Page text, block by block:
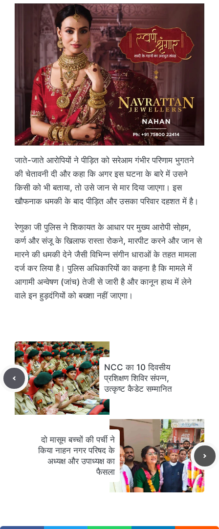
जाते-जाते आरोपियों ने पीड़ित को सरेआम गंभीर परिणाम भुगतने
की चेतावनी दी और कहा कि अगर इस घटना के बारे में उसने
किसी को भी बताया, तो उसे जान से मार दिया जाएगा। इस
खौफनाक धमकी के बाद पीड़ित और उसका परिवार दहशत में है।
रेणुका जी पुलिस ने शिकायत के आधार पर मुख्य आरोपी सोहम,
कर्ण और संजू के खिलाफ रास्ता रोकने, मारपीट करने और जान से
मारने की धमकी देने जैसी विभिन्न संगीन धाराओं के तहत मामला
दर्ज कर लिया है। पुलिस अधिकारियों का कहना है कि मामले में
आगामी अन्वेषण (जांच) तेजी से जारी है और कानून हाथ में लेने
वाले इन हुड़दंगियों को बख्शा नहीं जाएगा।
NCC का 10 दिवसीय
प्रशिक्षण शिविर संपन्न,
उत्कृष्ट कैडेट सम्मानित
दो मासूम बच्चों की पर्ची ने
किया नाहन नगर परिषद के
अध्यक्ष और उपाध्यक्ष का
फैसला